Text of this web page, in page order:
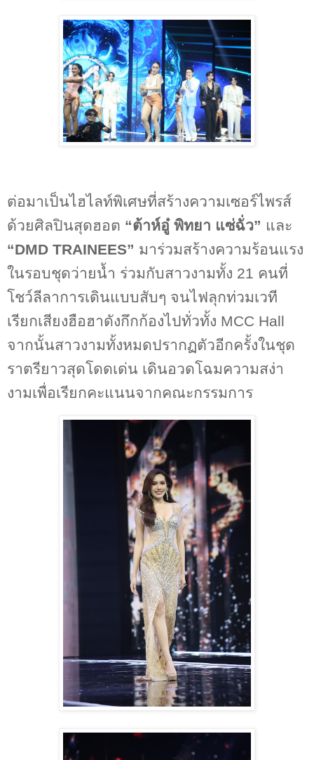
ต่อมาเป็นไฮไลท์พิเศษที่สร้างความเซอร์ไพรส์
ด้วยศิลปินสุดฮอต “ต้าห์อู๋ พิทยา แซ่ฉั่ว” และ
“DMD TRAINEES” มาร่วมสร้างความร้อนแรง
ในรอบชุดว่ายน้ำ ร่วมกับสาวงามทั้ง 21 คนที่
โชว์ลีลาการเดินแบบสับๆ จนไฟลุกท่วมเวที
เรียกเสียงฮือฮาดังกึกก้องไปทั่วทั้ง MCC Hall
จากนั้นสาวงามทั้งหมดปรากฏตัวอีกครั้งในชุด
ราตรียาวสุดโดดเด่น เดินอวดโฉมความสง่า
งามเพื่อเรียกคะแนนจากคณะกรรมการ